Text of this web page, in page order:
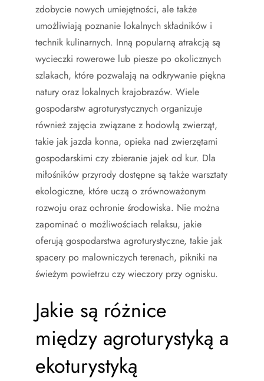
zdobycie nowych umiejętności, ale także
umożliwiają poznanie lokalnych składników i
technik kulinarnych. Inną popularną atrakcją są
wycieczki rowerowe lub piesze po okolicznych
szlakach, które pozwalają na odkrywanie piękna
natury oraz lokalnych krajobrazów. Wiele
gospodarstw agroturystycznych organizuje
również zajęcia związane z hodowlą zwierząt,
takie jak jazda konna, opieka nad zwierzętami
gospodarskimi czy zbieranie jajek od kur. Dla
miłośników przyrody dostępne są także warsztaty
ekologiczne, które uczą o zrównoważonym
rozwoju oraz ochronie środowiska. Nie można
zapominać o możliwościach relaksu, jakie
oferują gospodarstwa agroturystyczne, takie jak
spacery po malowniczych terenach, pikniki na
świeżym powietrzu czy wieczory przy ognisku.
Jakie są różnice
między agroturystyką a
ekoturystyką